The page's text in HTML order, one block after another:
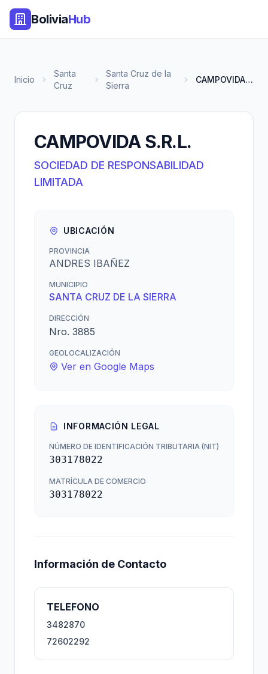
BoliviaHub
Inicio
Santa
Cruz
Santa Cruz de la
Sierra
CAMPOVIDA S.R.L.
CAMPOVIDA S.R.L.
SOCIEDAD DE RESPONSABILIDAD
LIMITADA
UBICACIÓN
PROVINCIA
ANDRES IBAÑEZ
MUNICIPIO
SANTA CRUZ DE LA SIERRA
DIRECCIÓN
Nro. 3885
GEOLOCALIZACIÓN
Ver en Google Maps
INFORMACIÓN LEGAL
NÚMERO DE IDENTIFICACIÓN TRIBUTARIA (NIT)
303178022
MATRÍCULA DE COMERCIO
303178022
Información de Contacto
TELEFONO
3482870
72602292